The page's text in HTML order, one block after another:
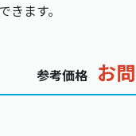
きます。
参考価格 お